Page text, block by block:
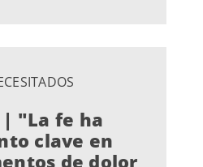
| "La fe ha
clave en
de dolor